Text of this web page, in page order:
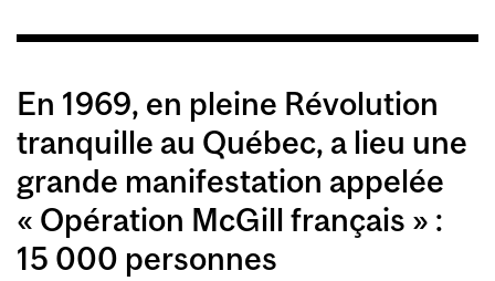
En 1969, en pleine Révolution
tranquille au Québec, a lieu une
grande manifestation appelée
« Opération McGill français » :
15 000 personnes